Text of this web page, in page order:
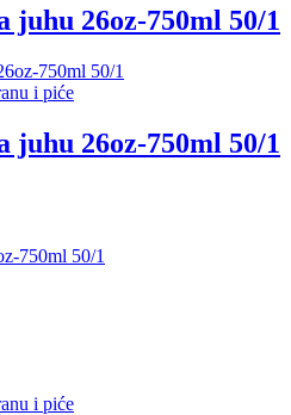
juhu 26oz-750ml 50/1
i piće
juhu 26oz-750ml 50/1
750ml 50/1
i piće